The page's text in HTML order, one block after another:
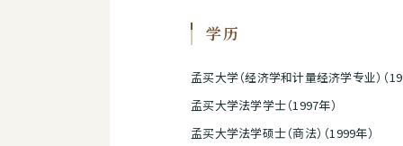
学历
孟买大学（经济学和计量经济学专业）（
孟买大学法学学士（1997年）
孟买大学法学硕士（商法）（1999年）